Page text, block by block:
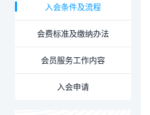
入会条件及流程
会费标准及缴纳办法
会员服务工作内容
入会申请